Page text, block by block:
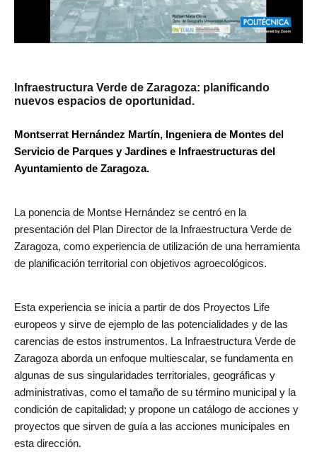
Infraestructura Verde de Zaragoza: planificando
nuevos espacios de oportunidad.
Montserrat Hernández Martín, Ingeniera de Montes del
Servicio de Parques y Jardines e Infraestructuras del
Ayuntamiento de Zaragoza.
La ponencia de Montse Hernández se centró en la
presentación del Plan Director de la Infraestructura Verde de
Zaragoza, como experiencia de utilización de una herramienta
de planificación territorial con objetivos agroecológicos.
Esta experiencia se inicia a partir de dos Proyectos Life
europeos y sirve de ejemplo de las potencialidades y de las
carencias de estos instrumentos. La Infraestructura Verde de
Zaragoza aborda un enfoque multiescalar, se fundamenta en
algunas de sus singularidades territoriales, geográficas y
administrativas, como el tamaño de su término municipal y la
condición de capitalidad; y propone un catálogo de acciones y
proyectos que sirven de guía a las acciones municipales en
esta dirección.